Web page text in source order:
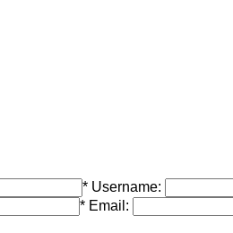
* Username:
* Email: